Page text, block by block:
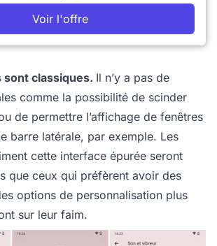
Voir l'offre
sont classiques. Il n’y a pas de
comme la possibilité de scinder
de permettre l’affichage de fenêtres
barre latérale, par exemple. Les
cette interface épurée seront
que ceux qui préfèrent avoir des
options de personnalisation plus
sur leur faim.